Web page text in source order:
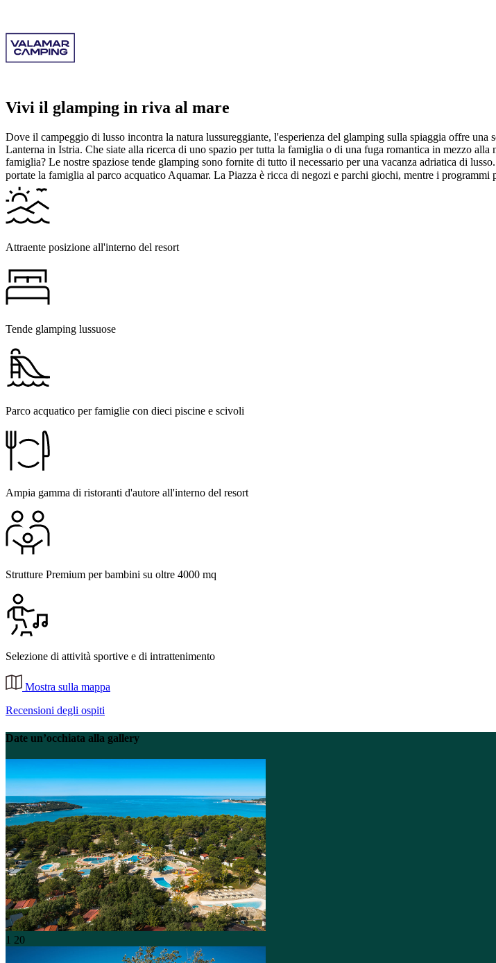
Vivi il glamping in riva al mare
Dove il campeggio di lusso incontra la natura lussureggiante, l'esperienza del glamping sulla spiaggia offre
Lanterna in Istria. Che siate alla ricerca di uno spazio per tutta la famiglia o di una fuga romantica in mezzo
famiglia? Le nostre spaziose tende glamping sono fornite di tutto il necessario per una vacanza adriatica di
portate la famiglia al parco acquatico Aquamar. La Piazza è ricca di negozi e parchi giochi, mentre i
Attraente posizione all'interno del resort
Tende glamping lussuose
Parco acquatico per famiglie con dieci piscine e scivoli
Ampia gamma di ristoranti d'autore all'interno del resort
Strutture Premium per bambini su oltre 4000 mq
Selezione di attività sportive e di intrattenimento
Mostra sulla mappa
Recensioni degli ospiti
Date un’occhiata alla gallery
1 20